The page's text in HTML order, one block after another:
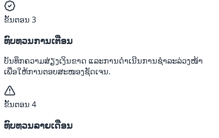
ຂັ້ນຕອນ 3
ທົບທວນການເຕືອນ
ບັນທຶກຄວາມສ່ຽງເງິນຂາດ ແລະການດໍາເນີນການຊໍາລະລ່ວງໜ້າ
ເພື່ອໃຫ້ການຕອບສະໜອງຊັດເຈນ.
ຂັ້ນຕອນ 4
ທົບທວນລາຍເດືອນ